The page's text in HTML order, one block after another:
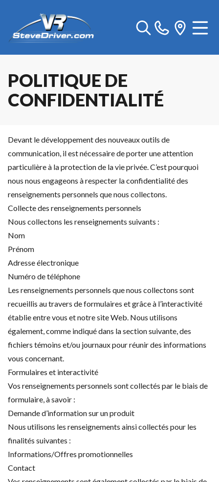
POLITIQUE DE
CONFIDENTIALITÉ
Devant le développement des nouveaux outils de
communication, il est nécessaire de porter une attention
particulière à la protection de la vie privée. C’est pourquoi
nous nous engageons à respecter la confidentialité des
renseignements personnels que nous collectons.
Collecte des renseignements personnels
Nous collectons les renseignements suivants :
Nom
Prénom
Adresse électronique
Numéro de téléphone
Les renseignements personnels que nous collectons sont
recueillis au travers de formulaires et grâce à l’interactivité
établie entre vous et notre site Web. Nous utilisons
également, comme indiqué dans la section suivante, des
fichiers témoins et/ou journaux pour réunir des informations
vous concernant.
Formulaires et interactivité
Vos renseignements personnels sont collectés par le biais de
formulaire, à savoir :
Demande d’information sur un produit
Nous utilisons les renseignements ainsi collectés pour les
finalités suivantes :
Informations/Offres promotionnelles
Contact